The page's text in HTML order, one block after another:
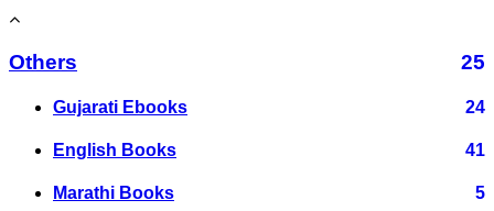
Others 25
Gujarati Ebooks 24
English Books 41
Marathi Books 5